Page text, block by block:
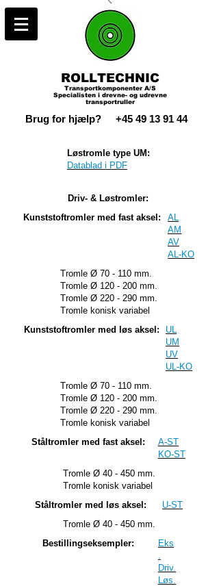
ROLLTECHNIC
Transportkomponenter A/S
Specialisten i drevne- og udrevne
transportruller
Brug for hjælp? +45 49 13 91 44
Løstromle type UM:
Datablad i PDF
Driv- & Løstromler:
Kunststoftromler med fast aksel:
AL
AM
AV
AL-KO
Tromle Ø 70 - 110 mm.
Tromle Ø 120 - 200 mm.
Tromle Ø 220 - 290 mm.
Tromle konisk variabel
Kunststoftromler med løs aksel:
UL
UM
UV
UL-KO
Tromle Ø 70 - 110 mm.
Tromle Ø 120 - 200 mm.
Tromle Ø 220 - 290 mm.
Tromle konisk variabel
Ståltromler med fast aksel:
A-ST
KO-ST
Tromle Ø 40 - 450 mm.
Tromle konisk variabel
Ståltromler med løs aksel:
U-ST
Tromle Ø 40 - 450 mm.
Bestillingseksempler:
Eks
.
Driv.
Løs.